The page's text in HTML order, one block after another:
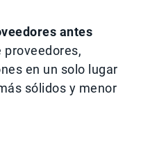
antes
proveedores,
en un solo lugar
sólidos y menor